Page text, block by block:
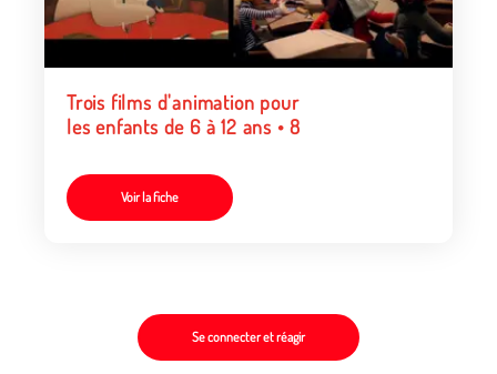
Trois films d'animation pour
les enfants de 6 à 12 ans • 8
Voir la fiche
Se connecter et réagir